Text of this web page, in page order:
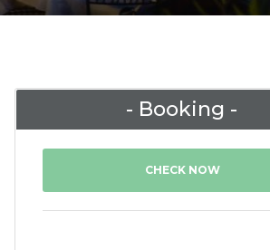
- Booking -
CHECK NOW